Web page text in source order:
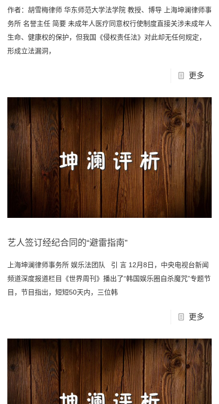
作者：胡雪梅律师 华东师范大学法学院 教授、博导 上海坤澜律师事
务所 名誉主任 简要 未成年人医疗同意权行使制度直接关涉未成年人
生命、健康权的保护，但我国《侵权责任法》对此却无任何规定，
形成立法漏洞，
更多
艺人签订经纪合同的“避雷指南”
上海坤澜律师事务所 娱乐法团队 引 言 12月8日，中央电视台新闻
频道深度报道栏目《世界周刊》播出了“韩国娱乐圈自杀魔咒”专题节
目，节目指出，短短50天内，三位韩
更多